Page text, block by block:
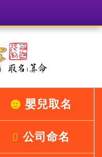
嬰兒取名
公司命名